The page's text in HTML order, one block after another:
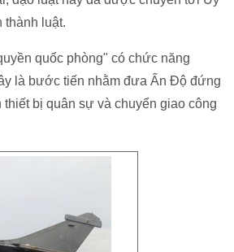
thành luật.
quốc phòng" có chức năng
là bước tiến nhằm đưa Ấn Độ đứng
bị quân sự và chuyển giao công